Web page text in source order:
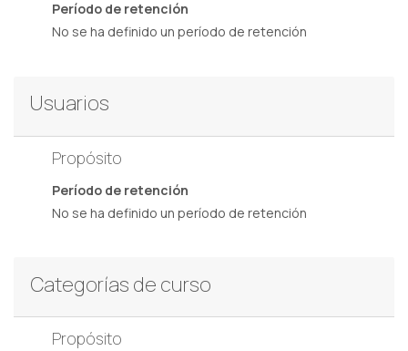
Período de retención
No se ha definido un período de retención
Usuarios
Propósito
Período de retención
No se ha definido un período de retención
Categorías de curso
Propósito